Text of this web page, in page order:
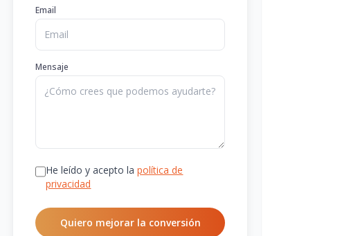
Email
Mensaje
He leído y acepto lapolítica de
privacidad
Quiero mejorar la conversión